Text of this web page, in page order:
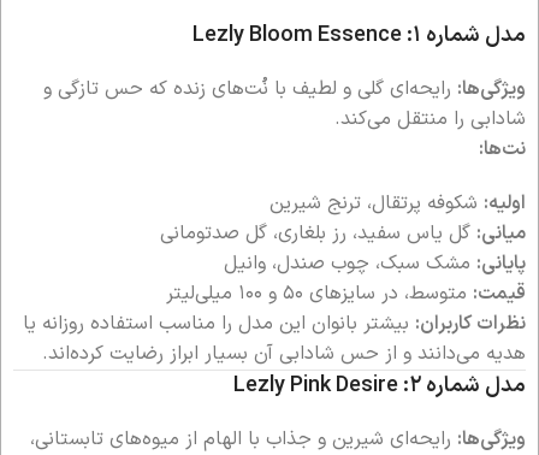
مدل شماره ۱: Lezly Bloom Essence
ویژگی‌ها: رایحه‌ای گلی و لطیف با نُت‌های زنده که حس تازگی و
شادابی را منتقل می‌کند.
نت‌ها:
اولیه: شکوفه پرتقال، ترنج شیرین
میانی: گل یاس سفید، رز بلغاری، گل صدتومانی
پایانی: مشک سبک، چوب صندل، وانیل
قیمت: متوسط، در سایزهای ۵۰ و ۱۰۰ میلی‌لیتر
نظرات کاربران: بیشتر بانوان این مدل را مناسب استفاده روزانه یا
هدیه می‌دانند و از حس شادابی آن بسیار ابراز رضایت کرده‌اند.
مدل شماره ۲: Lezly Pink Desire
ویژگی‌ها: رایحه‌ای شیرین و جذاب با الهام از میوه‌های تابستانی،